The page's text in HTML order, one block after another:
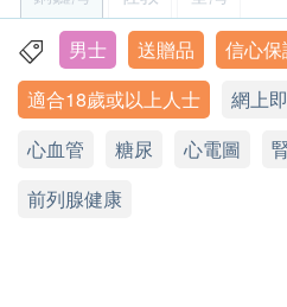
脈搏率
體重
體脂肪率
血脂
總膽固醇
高密度膽固醇
「PSA」前列腺癌腫瘤,良性前
相關的指標
27% off
HK$350.0 HK$480
癌抗原CA19.9(胰臟)
瘤標誌物。
癌症指標(4選2)
甲種胚貽蛋白 (肝癌)
游離及總前列腺癌抗原比
艾柏斯坦氏病毒抗體 (鼻
癌胚胎抗原 CEA 及 大便
癌胚胎抗原 CEA是一種大
年齡
身體檢查計劃只適用於18歲
有效期
本身體檢查計劃有效期為6
(由確認付款日期起計)接受
期預約相關檢查,逾期作廢。
香港銅鑼灣百德新街2-20號恆隆
顯示地圖
V-Care健康中心
星期六︰9:30a.m – 1:30p.m;
男士 送贈品
信心保
適合18歲或以上人士
網上
心血管
糖尿 心電圖
前列腺健康